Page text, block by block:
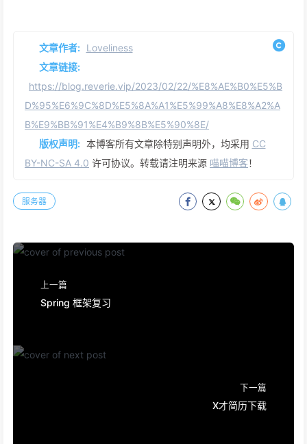
文章作者: Loveliness
文章链接:
https://blog.reverie.vip/2023/02/22/%E8%AE%B0%E5%B
D%95%E6%9C%8D%E5%8A%A1%E5%99%A8%E8%A2%A
B%E9%BB%91%E4%B9%8B%E5%90%8E/
版权声明: 本博客所有文章除特别声明外，均采用 CC
BY-NC-SA 4.0 许可协议。转载请注明来源 喵喵博客！
服务器
上一篇
Spring 框架复习
下一篇
X才简历下载